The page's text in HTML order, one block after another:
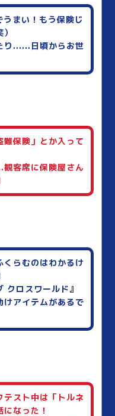
まい！もう保険じ
り......日頃からお世
保険」とか入って
客席に保険屋さん
らむのはわかるけ
クロスワールド』
けアイテムがあるで
スト中は「トルネ
なった！